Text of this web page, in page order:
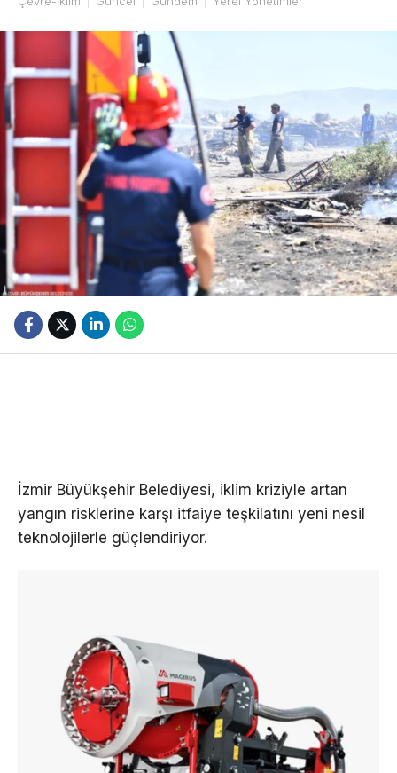
İzmir Büyükşehir Belediyesi, iklim kriziyle artan
yangın risklerine karşı itfaiye teşkilatını yeni nesil
teknolojilerle güçlendiriyor.